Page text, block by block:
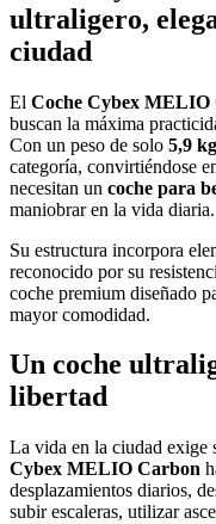
ultraligero,
ciudad
El Coche Cybex MELIO
buscan la máxima
Con un peso de solo 5,9 kg
categoría, convirtiéndose
necesitan un coche para
maniobrar en la vida diaria.
Su estructura incorpora
reconocido por su
coche premium diseñado
mayor comodidad.
Un coche
libertad
La vida en la ciudad exige
Cybex MELIO Carbon
desplazamientos diarios,
subir escaleras, utilizar